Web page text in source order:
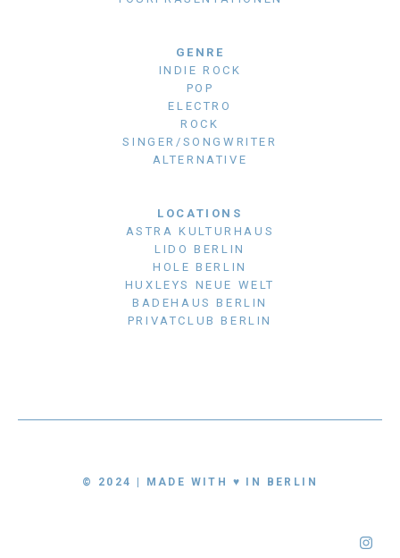
GENRE
INDIE ROCK
POP
ELECTRO
ROCK
SINGER/SONGWRITER
ALTERNATIVE
LOCATIONS
ASTRA KULTURHAUS
LIDO BERLIN
HOLE BERLIN
HUXLEYS NEUE WELT
BADEHAUS BERLIN
PRIVATCLUB BERLIN
© 2024 | MADE WITH ♥ IN BERLIN